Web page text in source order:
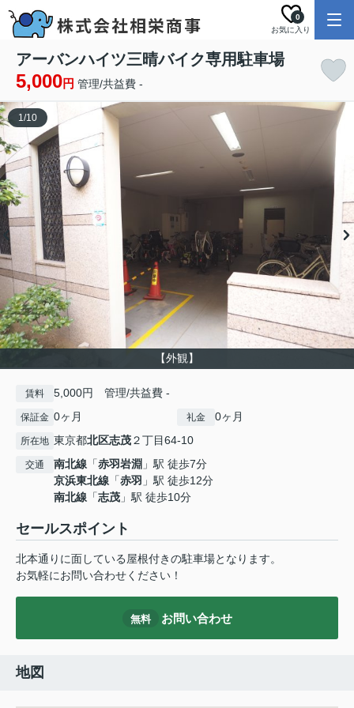
お気に入り
0
アーバンハイツ三晴バイク専用駐車場
5,000円 管理/共益費 -
【外観】
1/10
賃料 5,000円 管理/共益費 -
保証金 0ヶ月 礼金 0ヶ月
所在地 東京都北区志茂２丁目64-10
交通 南北線 「赤羽岩淵 」駅 徒歩7分
京浜東北線 「赤羽 」駅 徒歩12分
南北線 「志茂 」駅 徒歩10分
セールスポイント
北本通りに面している屋根付きの駐車場となります。
お気軽にお問い合わせください！
無料 お問い合わせ
地図